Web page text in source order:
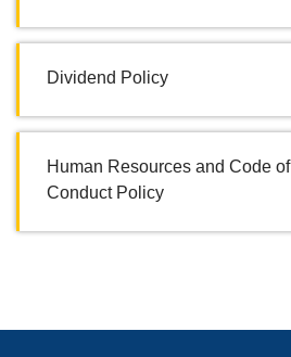
Dividend Policy
Human Resources and Code of
Conduct Policy